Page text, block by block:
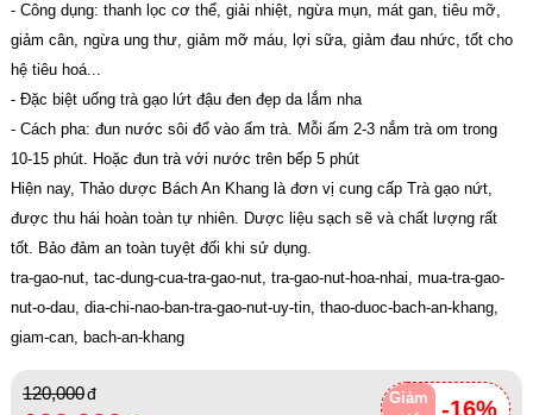
- Công dụng: thanh lọc cơ thể, giải nhiệt, ngừa mụn, mát gan, tiêu mỡ,
giảm cân, ngừa ung thư, giảm mỡ máu, lợi sữa, giảm đau nhức, tốt cho
hệ tiêu hoá...
- Đặc biệt uống trà gạo lứt đậu đen đẹp da lắm nha
- Cách pha: đun nước sôi đổ vào ấm trà. Mỗi ấm 2-3 nắm trà om trong
10-15 phút. Hoặc đun trà với nước trên bếp 5 phút
Hiện nay, Thảo dược Bách An Khang là đơn vị cung cấp Trà gạo nứt,
được thu hái hoàn toàn tự nhiên. Dược liệu sạch sẽ và chất lượng rất
tốt. Bảo đảm an toàn tuyệt đối khi sử dụng.
tra-gao-nut, tac-dung-cua-tra-gao-nut, tra-gao-nut-hoa-nhai, mua-tra-gao-
nut-o-dau, dia-chi-nao-ban-tra-gao-nut-uy-tin, thao-duoc-bach-an-khang,
giam-can, bach-an-khang
Giảm
-16%
120,000